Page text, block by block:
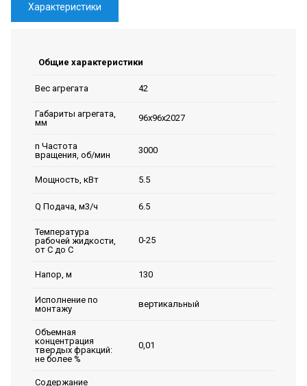
Характеристики
Общие характеристики
Вес агрегата 42
Габариты агрегата,
мм
96х96х2027
n Частота
вращения, об/мин
3000
Мощность, кВт 5.5
Q Подача, м3/ч 6.5
Температура
рабочей жидкости,
от С до С
0-25
Напор, м 130
Исполнение по
монтажу
вертикальный
Объемная
концентрация
твердых фракций:
не более %
0,01
Содержание